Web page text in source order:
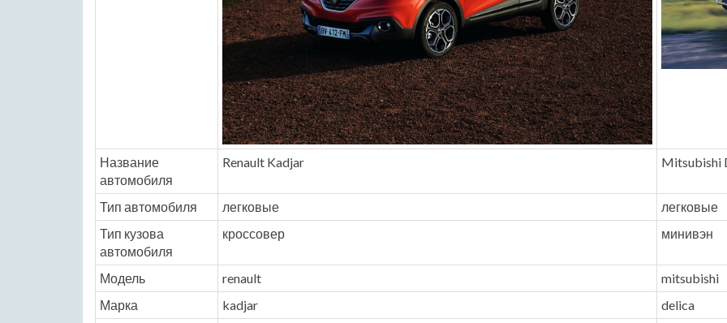
Название
автомобиля
Renault Kadjar Mitsubishi
Тип автомобиля легковые
легковые
Тип кузова
автомобиля
кроссовер минивэн
Модель renault
mitsubishi
Марка
kadjar
delica